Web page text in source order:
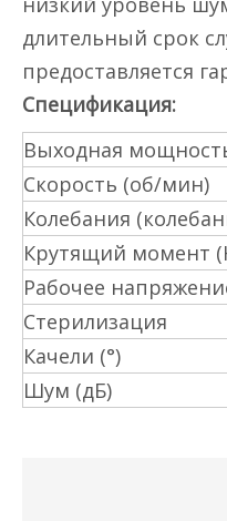
длительный срок
предоставляется
Спецификация:
Выходная
Скорость (об/мин)
Колебания
Крутящий момент
Рабочее
Стерилизация
Качели (°)
Шум (дБ)